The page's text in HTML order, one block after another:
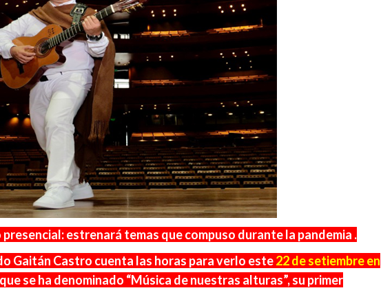
estrenará temas que compuso durante la pandemia .
Gaitán Castro cuenta las horas para verlo este22 de setiembre en
se ha denominado “Música de nuestras alturas”, su primer